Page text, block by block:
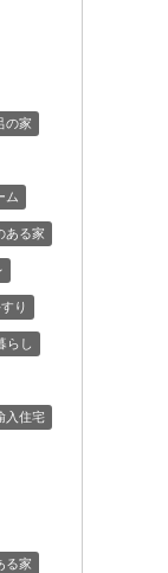
の家
ム
ある家
り
らし
入住宅
る家